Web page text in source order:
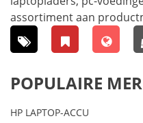
assortiment aan
POPULAIRE
HP LAPTOP-ACCU